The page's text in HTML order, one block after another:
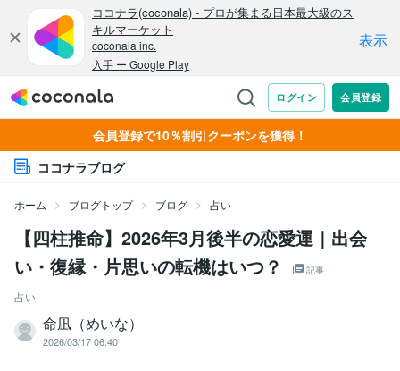
会員登録で10％割引クーポンを獲得！
ココナラブログ
ホーム ブログトップ ブログ 占い
【四柱推命】2026年3月後半の恋愛運｜出会
い・復縁・片思いの転機はいつ？
記事
占い
命凪（めいな）
2026/03/17 06:40